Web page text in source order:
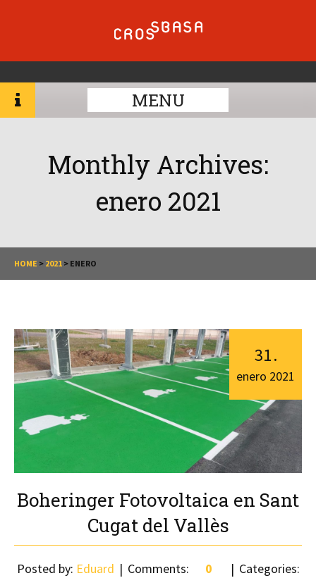
MENU
Monthly Archives:
enero 2021
HOME > 2021 > ENERO
Boheringer Fotovoltaica en Sant
Cugat del Vallès
31.
enero 2021
Posted by: Eduard Comments: 0
Categories: